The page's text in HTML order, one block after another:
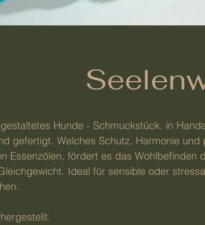
Hunde - Schmuckstück, in
gefertigt. Welches Schutz, Harmonie
Essenzölen, fördert es das
Ideal für sensible oder